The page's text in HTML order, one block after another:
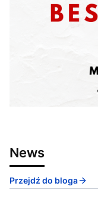
News
Przejdź do bloga